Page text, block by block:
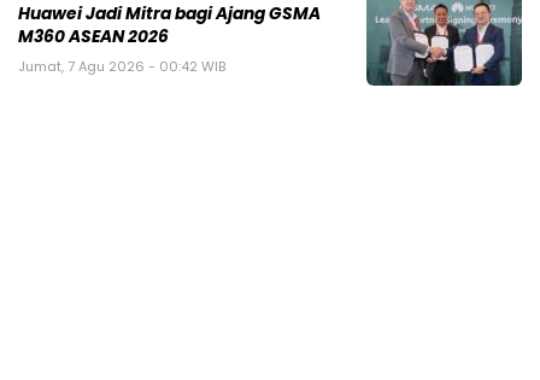
Huawei Jadi Mitra bagi Ajang GSMA
M360 ASEAN 2026
Jumat, 7 Agu 2026 - 00:42 WIB